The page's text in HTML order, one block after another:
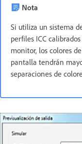
Nota
Si utiliza un sistema
perfiles ICC
monitor, los colores
pantalla tendrán
separaciones de